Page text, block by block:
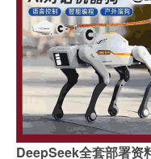
DeepSeek全套部署资